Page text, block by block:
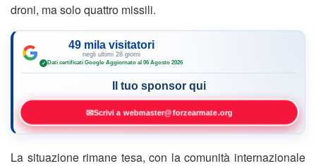
droni, ma solo quattro missili.
49 mila visitatori
negli ultimi 28 giorni
✓ Dati certificati Google·Aggiornato al 06 Agosto 2026
Il tuo sponsor qui
✉Scrivi a webmaster@forzearmate.org
La situazione rimane tesa, con la comunità internazionale